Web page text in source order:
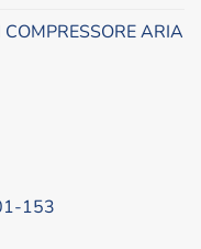
ARIA
153